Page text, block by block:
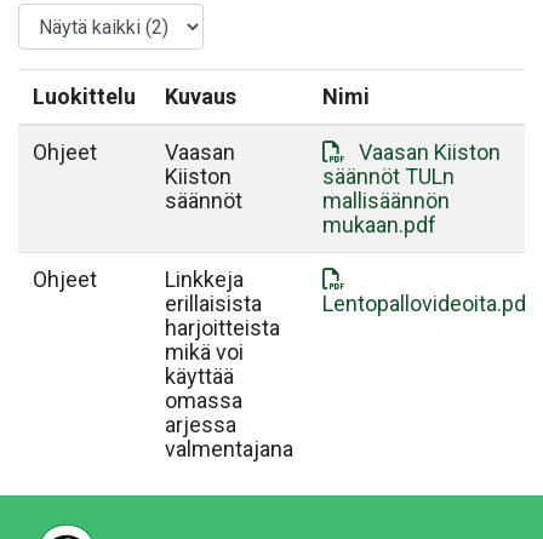
Luokittelu Kuvaus Nimi
Ohjeet
Vaasan
Kiiston
säännöt
Vaasan Kiiston
säännöt TULn
mallisäännön
mukaan.pdf
Ohjeet
Linkkeja
erillaisista
harjoitteista
mikä voi
käyttää
omassa
arjessa
valmentajana
Lentopallovideoita.pdf